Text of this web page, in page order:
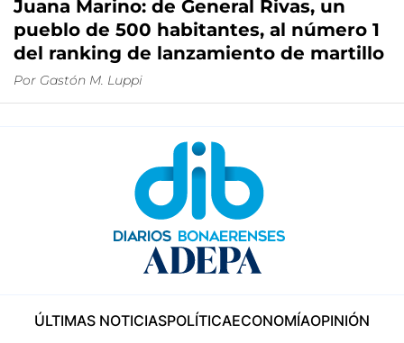
Juana Marino: de General Rivas, un
pueblo de 500 habitantes, al número 1
del ranking de lanzamiento de martillo
Por Gastón M. Luppi
ÚLTIMAS NOTICIASPOLÍTICAECONOMÍAOPINIÓN